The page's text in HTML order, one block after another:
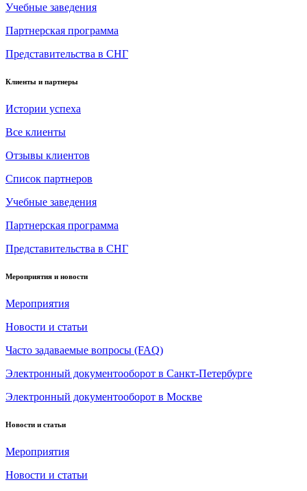
Учебные заведения
Партнерская программа
Представительства в СНГ
Клиенты и партнеры
Истории успеха
Все клиенты
Отзывы клиентов
Список партнеров
Учебные заведения
Партнерская программа
Представительства в СНГ
Мероприятия и новости
Мероприятия
Новости и статьи
Часто задаваемые вопросы (FAQ)
Электронный документооборот в Санкт-Петербурге
Электронный документооборот в Москве
Новости и статьи
Мероприятия
Новости и статьи